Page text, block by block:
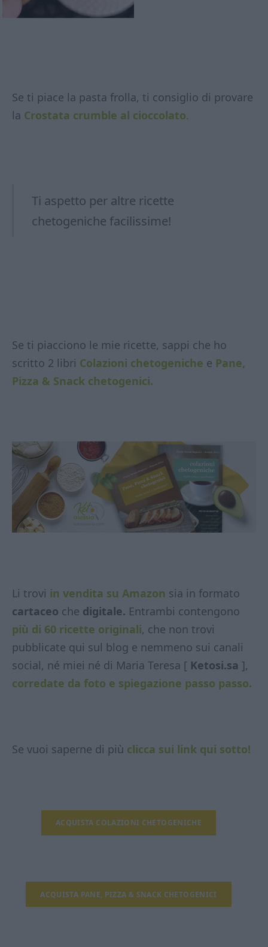
Se ti piace la pasta frolla, ti consiglio di provare
la Crostata crumble al cioccolato.
Ti aspetto per altre ricette
chetogeniche facilissime!
Se ti piacciono le mie ricette, sappi che ho
scritto 2 libri Colazioni chetogeniche e Pane,
Pizza & Snack chetogenici.
Li trovi in vendita su Amazon sia in formato
cartaceo che digitale. Entrambi contengono
più di 60 ricette originali, che non trovi
pubblicate qui sul blog e nemmeno sui canali
social, né miei né di Maria Teresa [ Ketosi.sa ],
corredate da foto e spiegazione passo passo.
Se vuoi saperne di più clicca sui link qui sotto!
ACQUISTA COLAZIONI CHETOGENICHE
ACQUISTA PANE, PIZZA & SNACK CHETOGENICI